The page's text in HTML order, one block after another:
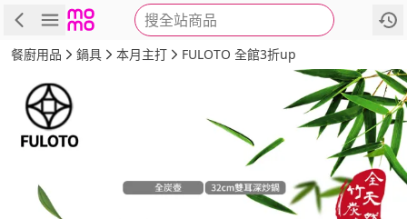
搜全站商品
商品 評價 詳情
餐廚用品 鍋具 本月主打 FULOTO 全館3折up